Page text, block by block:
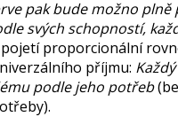
pak bude možno
svých schopností,
proporcionální
příjmu:
podle jeho potřeb